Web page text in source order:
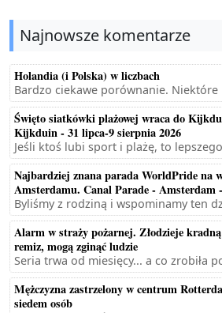
Najnowsze komentarze
Holandia (i Polska) w liczbach
Bardzo ciekawe porównanie. Niektóre
Święto siatkówki plażowej wraca do
Kijkduin - 31 lipca-9 sierpnia 2026
Jeśli ktoś lubi sport i plażę, to lepszego
Najbardziej znana parada WorldPride na
Amsterdamu. Canal Parade - Amsterdam
Byliśmy z rodziną i wspominamy ten
Alarm w straży pożarnej. Złodzieje
remiz, mogą zginąć ludzie
Seria trwa od miesięcy... a co zrobiła
Mężczyzna zastrzelony w centrum
siedem osób